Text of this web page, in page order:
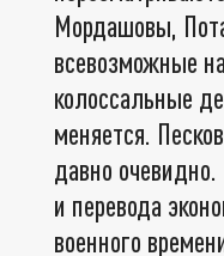
Мордашовы,
всевозможные
колоссальные
меняется.
давно
и перевода
военного